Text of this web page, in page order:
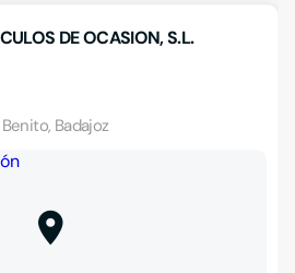
DE OCASION, S.L.
Badajoz